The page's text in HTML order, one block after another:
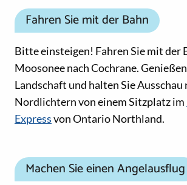
Fahren Sie mit der Bahn
Bitte einsteigen! Fahren Sie mit der
Moosonee nach Cochrane.
Landschaft und halten Sie Ausschau
Nordlichtern von einem Sitzplatz im
Expressvon Ontario Northland.
Machen Sie einen Angelausflug